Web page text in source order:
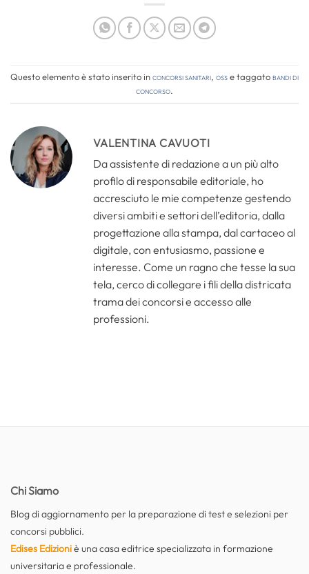
Questo elemento è stato inserito inConcorsi Sanitari, OSSe taggatobandi di
concorso.
VALENTINA CAVUOTI
Da assistente di redazione a un più alto
profilo di responsabile editoriale, ho
accresciuto le mie competenze gestendo
diversi ambiti e settori dell’editoria, dalla
progettazione alla stampa, dal cartaceo al
digitale, con entusiasmo, passione e
interesse. Come un ragno che tesse la sua
tela, cerco di collegare i fili della districata
trama dei concorsi e accesso alle
professioni.
Chi Siamo
Blog di aggiornamento per la preparazione di test e selezioni per
concorsi pubblici.
Edises Edizioniè una casa editrice specializzata in formazione
universitaria e professionale.